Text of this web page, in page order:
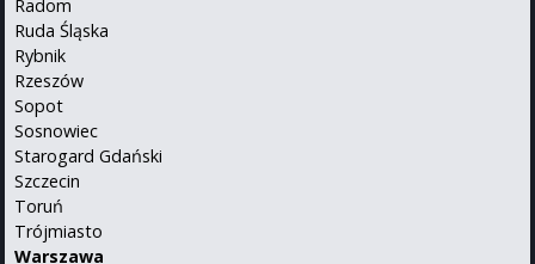
Radom
Ruda Śląska
Rybnik
Rzeszów
Sopot
Sosnowiec
Starogard Gdański
Szczecin
Toruń
Trójmiasto
Warszawa